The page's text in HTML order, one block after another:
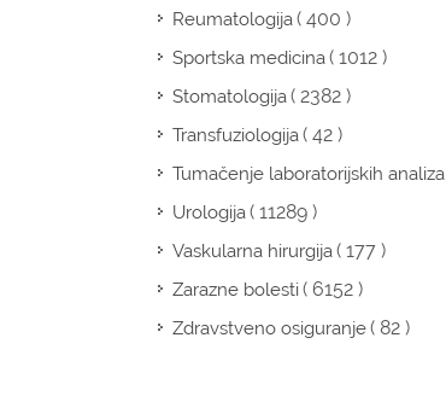
Reumatologija( 400 )
Sportska medicina( 1012 )
Stomatologija( 2382 )
Transfuziologija( 42 )
Tumačenje laboratorijskih analiza
Urologija( 11289 )
Vaskularna hirurgija( 177 )
Zarazne bolesti( 6152 )
Zdravstveno osiguranje( 82 )